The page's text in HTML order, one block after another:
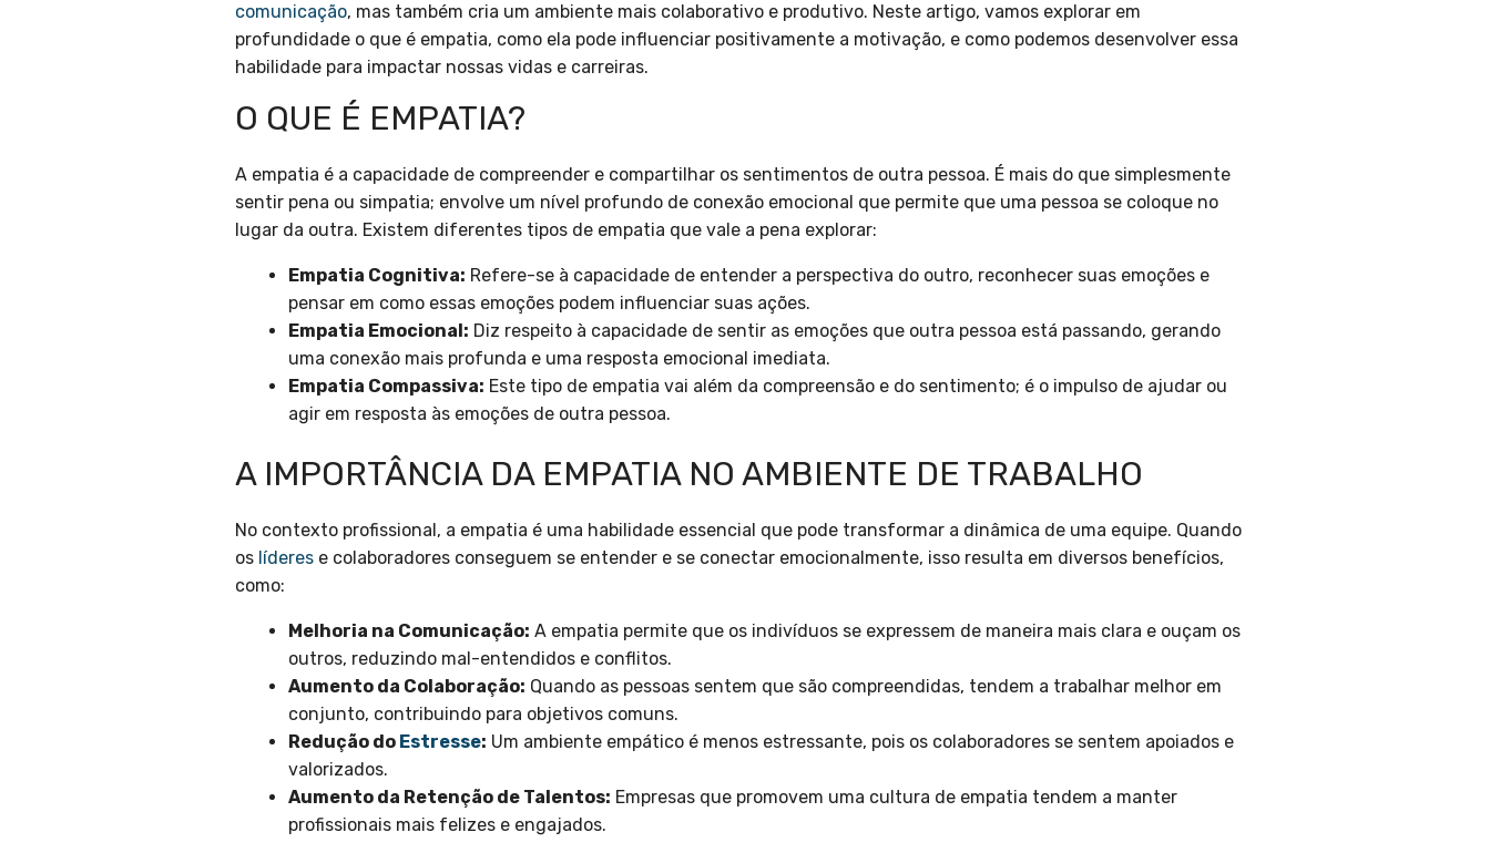
comunicação, mas também cria um ambiente mais colaborativo e produtivo. Neste artigo, vamos explorar em
profundidade o que é empatia, como ela pode influenciar positivamente a motivação, e como podemos desenvolver essa
habilidade para impactar nossas vidas e carreiras.
O QUE É EMPATIA?
A empatia é a capacidade de compreender e compartilhar os sentimentos de outra pessoa. É mais do que simplesmente
sentir pena ou simpatia; envolve um nível profundo de conexão emocional que permite que uma pessoa se coloque no
lugar da outra. Existem diferentes tipos de empatia que vale a pena explorar:
Empatia Cognitiva: Refere-se à capacidade de entender a perspectiva do outro, reconhecer suas emoções e
pensar em como essas emoções podem influenciar suas ações.
Empatia Emocional: Diz respeito à capacidade de sentir as emoções que outra pessoa está passando, gerando
uma conexão mais profunda e uma resposta emocional imediata.
Empatia Compassiva: Este tipo de empatia vai além da compreensão e do sentimento; é o impulso de ajudar ou
agir em resposta às emoções de outra pessoa.
A IMPORTÂNCIA DA EMPATIA NO AMBIENTE DE TRABALHO
No contexto profissional, a empatia é uma habilidade essencial que pode transformar a dinâmica de uma equipe. Quando
os líderes e colaboradores conseguem se entender e se conectar emocionalmente, isso resulta em diversos benefícios,
como:
Melhoria na Comunicação: A empatia permite que os indivíduos se expressem de maneira mais clara e ouçam os
outros, reduzindo mal-entendidos e conflitos.
Aumento da Colaboração: Quando as pessoas sentem que são compreendidas, tendem a trabalhar melhor em
conjunto, contribuindo para objetivos comuns.
Redução do Estresse: Um ambiente empático é menos estressante, pois os colaboradores se sentem apoiados e
valorizados.
Aumento da Retenção de Talentos: Empresas que promovem uma cultura de empatia tendem a manter
profissionais mais felizes e engajados.